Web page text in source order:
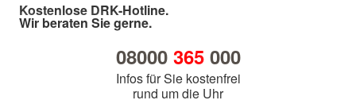
Kostenlose DRK-Hotline.
Wir beraten Sie gerne.
08000 365000
Infos für Sie kostenfrei
rund um die Uhr